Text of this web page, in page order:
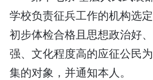
学校负责征兵工作的机构选定
初步体检合格且思想政治好
强、文化程度高的应征公民
集的对象，并通知本人。